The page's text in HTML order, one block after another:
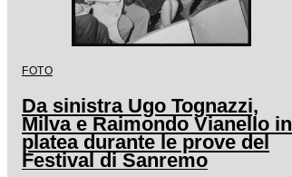
FOTO
Da sinistra Ugo Tognazzi,
Milva e Raimondo Vianello in
platea durante le prove del
Festival di Sanremo